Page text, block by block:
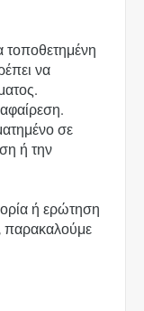
τοποθετημένη
να
σε
ή την
ή ερώτηση
παρακαλούμε